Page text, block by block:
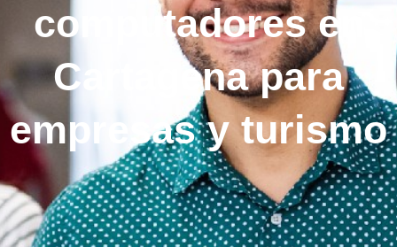
computadores en
Cartagena para
empresas y turismo